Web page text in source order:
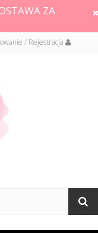
ZA
/ Rejestracja